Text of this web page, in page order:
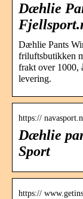
Dæhlie
Dæhlie Pants
friluftsbutikken
frakt over 1000,
levering.
https://
Dæhlie
Sport
https://